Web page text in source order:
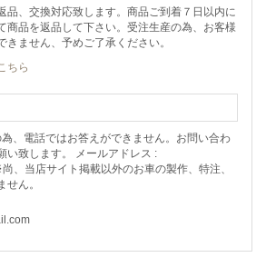
品、交換対応致します。商品ご到着７日以内に
商品を返品して下さい。受注生産の為、お客様
きません、予めご了承ください。
ちら
、電話ではお答えができません。お問い合わ
い致します。 メールアドレス :
、当店サイト掲載以外のお車の製作、特注、
せん。